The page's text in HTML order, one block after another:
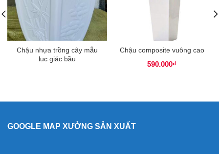
Chậu nhựa trồng cây mẫu
lục giác bầu
Chậu composite vuông cao
590.000₫
GOOGLE MAP XƯỞNG SẢN XUẤT